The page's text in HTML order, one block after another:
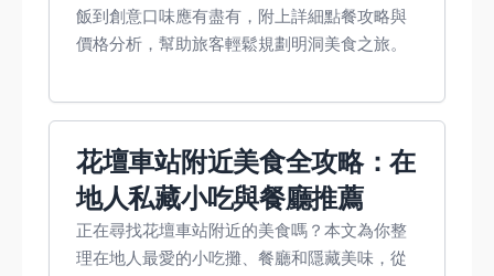
飯到創意口味應有盡有，附上詳細點餐攻略與
價格分析，幫助旅客輕鬆規劃明洞美食之旅。
花壇車站附近美食全攻略：在
地人私藏小吃與餐廳推薦
正在尋找花壇車站附近的美食嗎？本文為你整
理在地人最愛的小吃攤、餐廳和隱藏美味，從